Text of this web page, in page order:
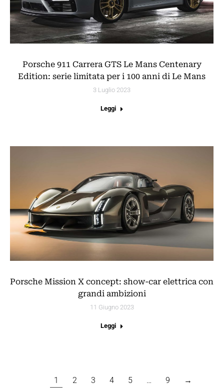
Porsche 911 Carrera GTS Le Mans Centenary
Edition: serie limitata per i 100 anni di Le Mans
3 Luglio 2023
Leggi
Porsche Mission X concept: show-car elettrica con
grandi ambizioni
11 Giugno 2023
Leggi
1 2 3 4 5 … 9 →